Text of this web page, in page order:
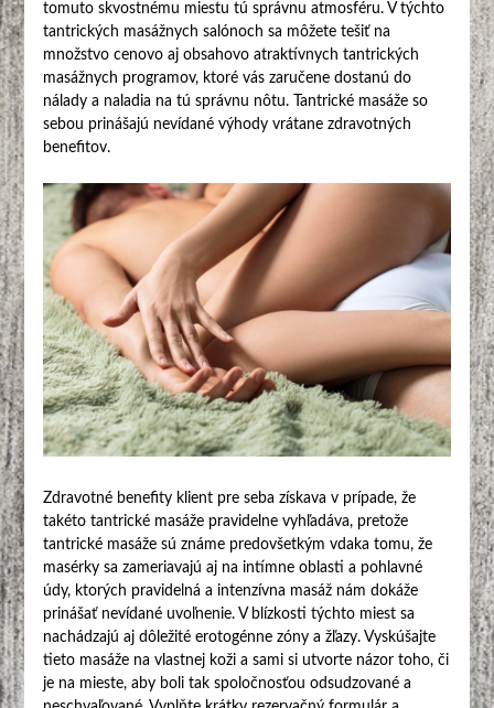
tomuto skvostnému miestu tú správnu atmosféru. V týchto
tantrických masážnych salónoch sa môžete tešiť na
množstvo cenovo aj obsahovo atraktívnych tantrických
masážnych programov, ktoré vás zaručene dostanú do
nálady a naladia na tú správnu nôtu. Tantrické masáže so
sebou prinášajú nevídané výhody vrátane zdravotných
benefitov.
Zdravotné benefity klient pre seba získava v prípade, že
takéto tantrické masáže pravidelne vyhľadáva, pretože
tantrické masáže sú známe predovšetkým vdaka tomu, že
masérky sa zameriavajú aj na intímne oblasti a pohlavné
údy, ktorých pravidelná a intenzívna masáž nám dokáže
prinášať nevídané uvoľnenie. V blízkosti týchto miest sa
nachádzajú aj dôležité erotogénne zóny a žľazy. Vyskúšajte
tieto masáže na vlastnej koži a sami si utvorte názor toho, či
je na mieste, aby boli tak spoločnosťou odsudzované a